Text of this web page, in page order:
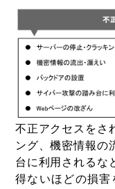
不正アクセスをさ
ング、機密情報の
台に利用されるな
得ないほどの損